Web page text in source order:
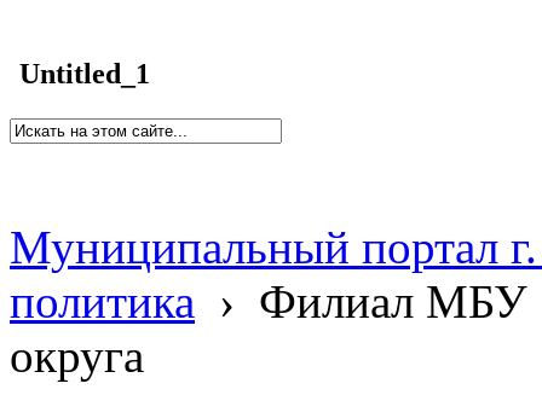
Untitled_1
Муниципальный портал
политика › Филиал МБУ
округа